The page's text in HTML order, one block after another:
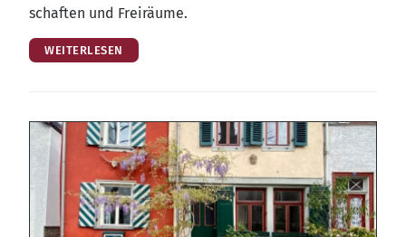
schaf­ten und Freiräume.
WEITERLESEN